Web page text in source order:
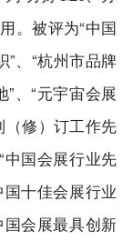
。被评为“中国
”、“杭州市品牌
、“元宇宙会展
（修）订工作先
中国会展行业先
国十佳会展行业
国会展最具创新